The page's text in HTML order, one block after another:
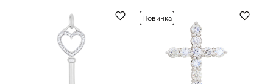
Новинка